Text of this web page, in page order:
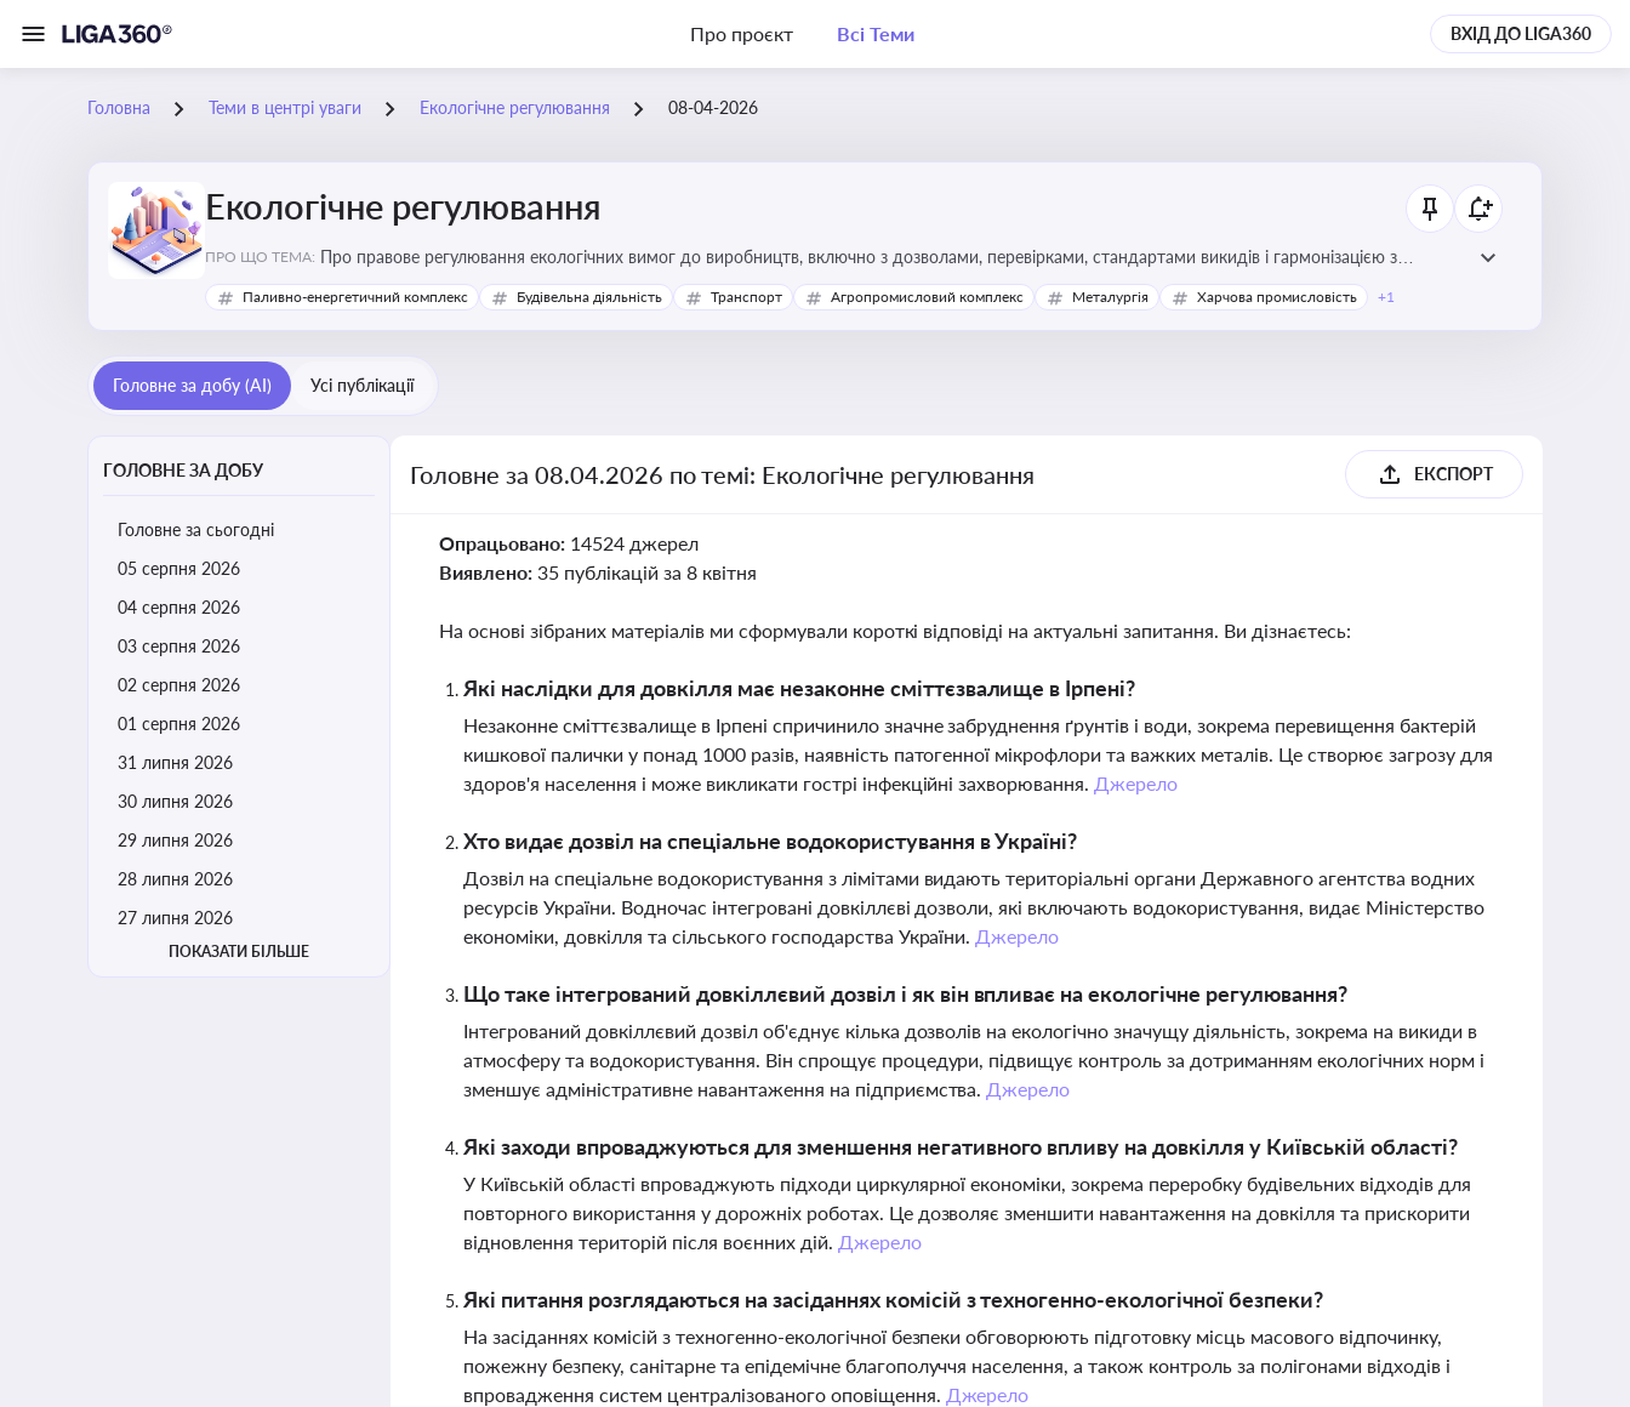
Про проєкт Всі Теми ВХІД ДО LIGA360
Головна Теми в центрі уваги Екологічне регулювання 08-04-2026
Екологічне регулювання
ПРО ЩО ТЕМА: Про правове регулювання екологічних вимог до виробництв, включно з дозволами, перевірками, стандартами викидів і гармонізацією з
європейськими нормами
Паливно-енергетичний комплекс Будівельна діяльність Транспорт Агропромисловий комплекс Металургія Харчова промисловість +1
Головне за добу (AI) Усі публікації
ГОЛОВНЕ ЗА ДОБУ
Головне за сьогодні
05 серпня 2026
04 серпня 2026
03 серпня 2026
02 серпня 2026
01 серпня 2026
31 липня 2026
30 липня 2026
29 липня 2026
28 липня 2026
27 липня 2026
ПОКАЗАТИ БІЛЬШЕ
Головне за 08.04.2026 по темі: Екологічне регулювання ЕКСПОРТ
Опрацьовано: 14524 джерел
Виявлено: 35 публікацій за 8 квітня
На основі зібраних матеріалів ми сформували короткі відповіді на актуальні запитання. Ви дізнаєтесь:
Які наслідки для довкілля має незаконне сміттєзвалище в Ірпені?
Незаконне сміттєзвалище в Ірпені спричинило значне забруднення ґрунтів і води, зокрема перевищення бактерій
кишкової палички у понад 1000 разів, наявність патогенної мікрофлори та важких металів. Це створює загрозу для
здоров'я населення і може викликати гострі інфекційні захворювання. Джерело
Хто видає дозвіл на спеціальне водокористування в Україні?
Дозвіл на спеціальне водокористування з лімітами видають територіальні органи Державного агентства водних
ресурсів України. Водночас інтегровані довкіллєві дозволи, які включають водокористування, видає Міністерство
економіки, довкілля та сільського господарства України. Джерело
Що таке інтегрований довкіллєвий дозвіл і як він впливає на екологічне регулювання?
Інтегрований довкіллєвий дозвіл об'єднує кілька дозволів на екологічно значущу діяльність, зокрема на викиди в
атмосферу та водокористування. Він спрощує процедури, підвищує контроль за дотриманням екологічних норм і
зменшує адміністративне навантаження на підприємства. Джерело
Які заходи впроваджуються для зменшення негативного впливу на довкілля у Київській області?
У Київській області впроваджують підходи циркулярної економіки, зокрема переробку будівельних відходів для
повторного використання у дорожніх роботах. Це дозволяє зменшити навантаження на довкілля та прискорити
відновлення територій після воєнних дій. Джерело
Які питання розглядаються на засіданнях комісій з техногенно-екологічної безпеки?
На засіданнях комісій з техногенно-екологічної безпеки обговорюють підготовку місць масового відпочинку,
пожежну безпеку, санітарне та епідемічне благополуччя населення, а також контроль за полігонами відходів і
впровадження систем централізованого оповіщення. Джерело